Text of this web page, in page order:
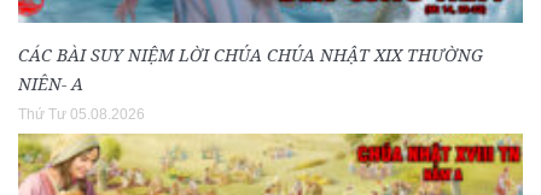
CÁC BÀI SUY NIỆM LỜI CHÚA CHÚA NHẬT XIX THƯỜNG
NIÊN- A
Thứ Tư 05.08.2026